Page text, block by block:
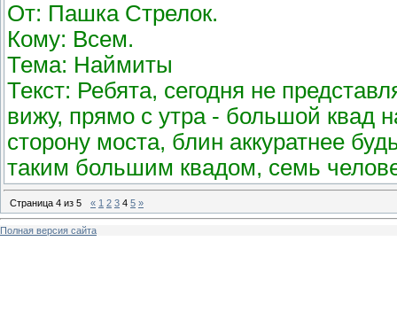
От: Пашка Стрелок.
Кому: Всем.
Тема: Наймиты
Текст: Ребята, сегодня не
вижу, прямо с утра - большой квад
сторону моста, блин аккуратнее
таким большим квадом, семь
Страница 4 из 5 « 1 2 3 4 5 »
Полная версия сайта